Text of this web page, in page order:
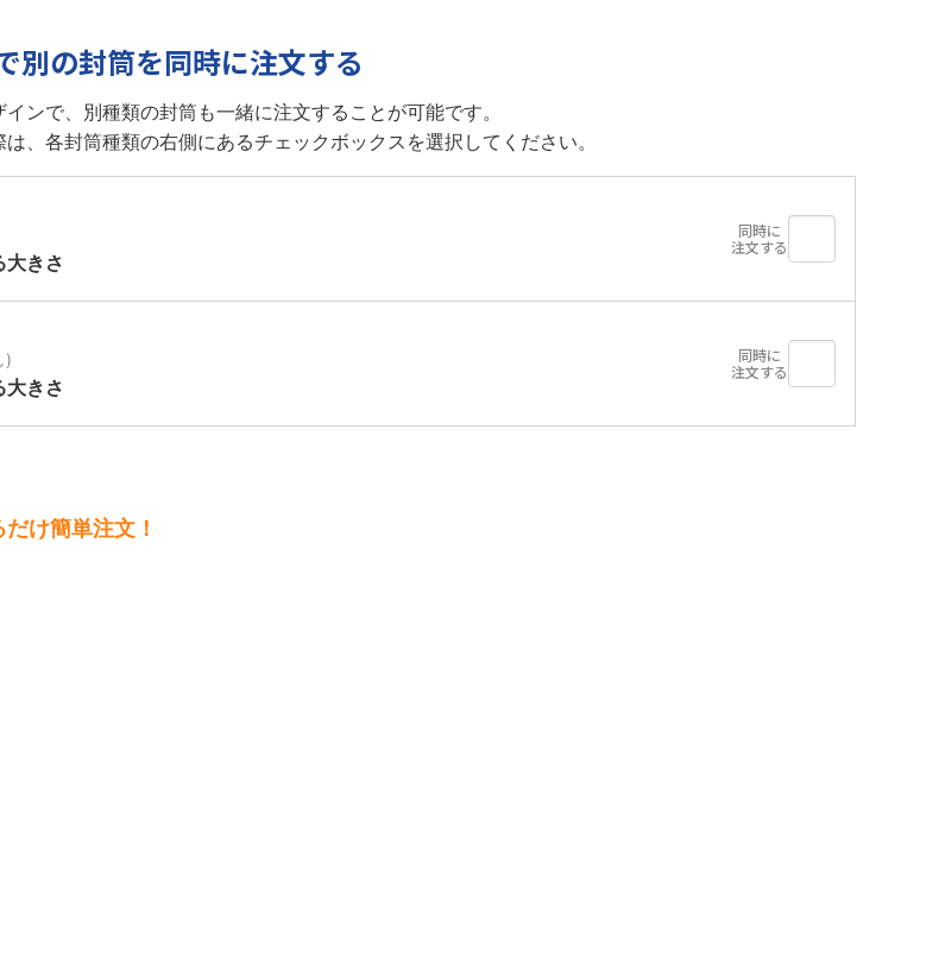
別の封筒を同時に注文する
ンで、別種類の封筒も一緒に注文することが可能です。
、各封筒種類の右側にあるチェックボックスを選択してください。
大きさ
)
大きさ
け簡単注文！